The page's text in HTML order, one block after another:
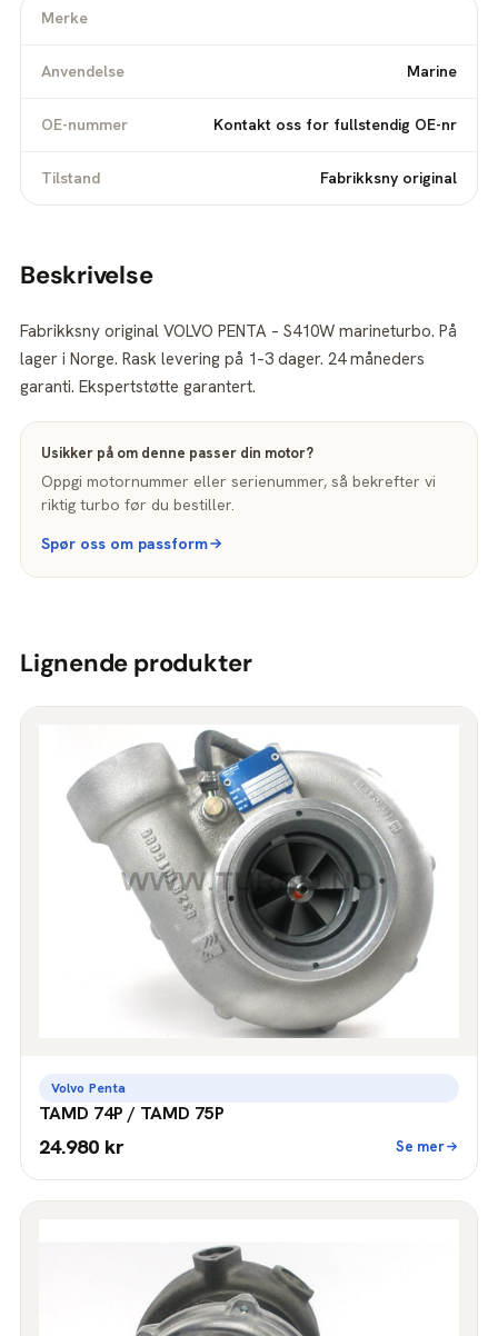
Merke
Anvendelse Marine
OE-nummer Kontakt oss for fullstendig OE-nr
Tilstand Fabrikksny original
Beskrivelse
Fabrikksny original VOLVO PENTA – S410W marineturbo. På
lager i Norge. Rask levering på 1–3 dager. 24 måneders
garanti. Ekspertstøtte garantert.
Usikker på om denne passer din motor?
Oppgi motornummer eller serienummer, så bekrefter vi
riktig turbo før du bestiller.
Spør oss om passform
Lignende produkter
Volvo Penta
TAMD 74P / TAMD 75P
24.980 kr Se mer